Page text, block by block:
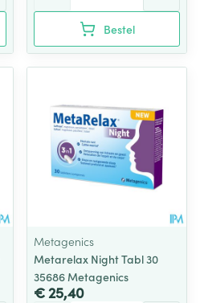
Bestel
Metagenics
Metarelax Night Tabl 30
35686 Metagenics
€ 25,40